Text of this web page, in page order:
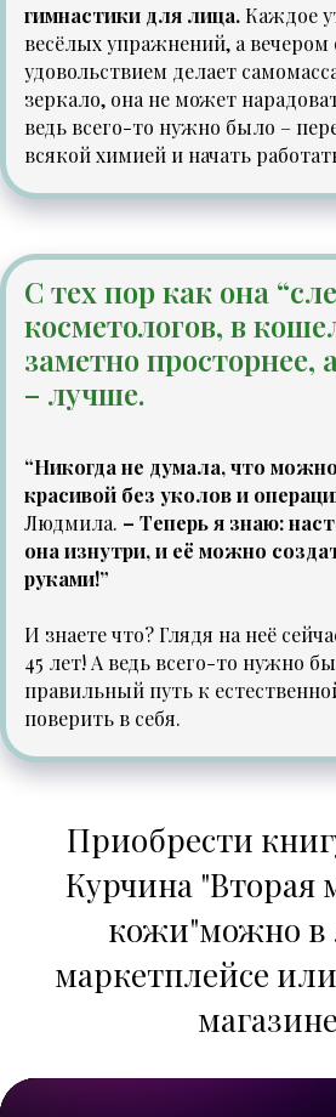
гимнастики для лица.Каждое
весёлых упражнений, а вечером
удовольствием делает
зеркало, она не может
ведь всего-то нужно было –
всякой химией и начать
С тех пор как она
косметологов, в
заметно просторнее,
– лучше.
“Никогда не думала, что
красивой без уколов и
Людмила. – Теперь я знаю:
она изнутри, и её можно
руками!”
И знаете что? Глядя на неё
45 лет! А ведь всего-то нужно
правильный путь к
поверить в себя.
Приобрести
Курчина "Вторая
кожи"можно
маркетплейсе